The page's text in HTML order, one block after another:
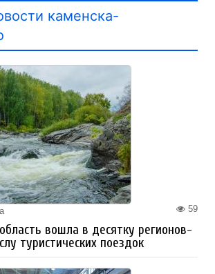
каменска-
59
вошла в десятку регионов-
туристических поездок